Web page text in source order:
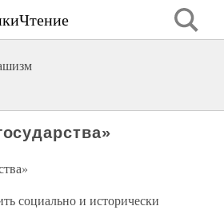
социально и исторически